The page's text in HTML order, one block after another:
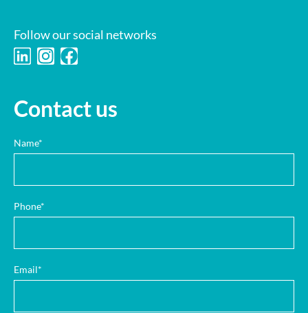
Follow our social networks
Contact us
Name*
Phone*
Email*